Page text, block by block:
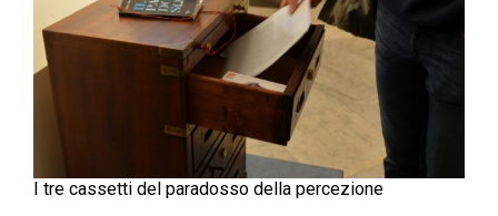
I tre cassetti del paradosso della percezione